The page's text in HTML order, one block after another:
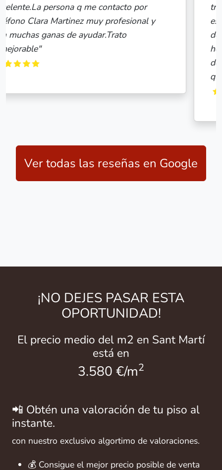
trabajo que ha hecho Idílico Realty conmigo
es de 10! Esther se encargó de mi búsqueda
de piso para comprar, en todo momento me
Ver todas las reseñas en Google
¡NO DEJES PASAR ESTA
OPORTUNIDAD!
El precio medio del m2 en Sant Martí
está en
3.580 €/m2
📲 Obtén una valoración de tu piso al
instante.
con nuestro exclusivo algortimo de valoraciones.
💰 Consigue el mejor precio posible de venta